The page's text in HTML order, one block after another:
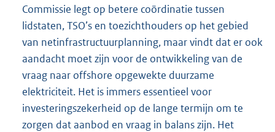
Commissie legt op betere coördinatie tussen
lidstaten, TSO’s en toezichthouders op het gebied
van netinfrastructuurplanning, maar vindt dat er ook
aandacht moet zijn voor de ontwikkeling van de
vraag naar offshore opgewekte duurzame
elektriciteit. Het is immers essentieel voor
investeringszekerheid op de lange termijn om te
zorgen dat aanbod en vraag in balans zijn. Het